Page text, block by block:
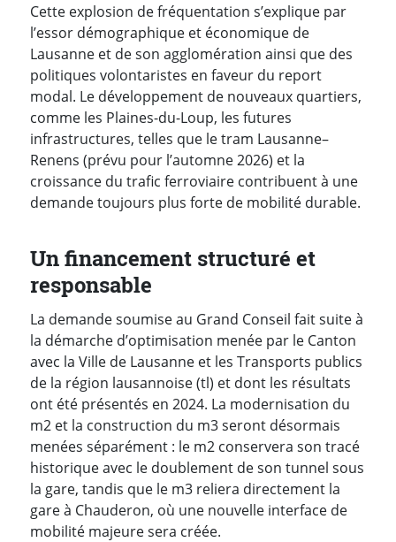
Cette explosion de fréquentation s’explique par
l’essor démographique et économique de
Lausanne et de son agglomération ainsi que des
politiques volontaristes en faveur du report
modal. Le développement de nouveaux quartiers,
comme les Plaines-du-Loup, les futures
infrastructures, telles que le tram Lausanne–
Renens (prévu pour l’automne 2026) et la
croissance du trafic ferroviaire contribuent à une
demande toujours plus forte de mobilité durable.
Un financement structuré et
responsable
La demande soumise au Grand Conseil fait suite à
la démarche d’optimisation menée par le Canton
avec la Ville de Lausanne et les Transports publics
de la région lausannoise (tl) et dont les résultats
ont été présentés en 2024. La modernisation du
m2 et la construction du m3 seront désormais
menées séparément : le m2 conservera son tracé
historique avec le doublement de son tunnel sous
la gare, tandis que le m3 reliera directement la
gare à Chauderon, où une nouvelle interface de
mobilité majeure sera créée.